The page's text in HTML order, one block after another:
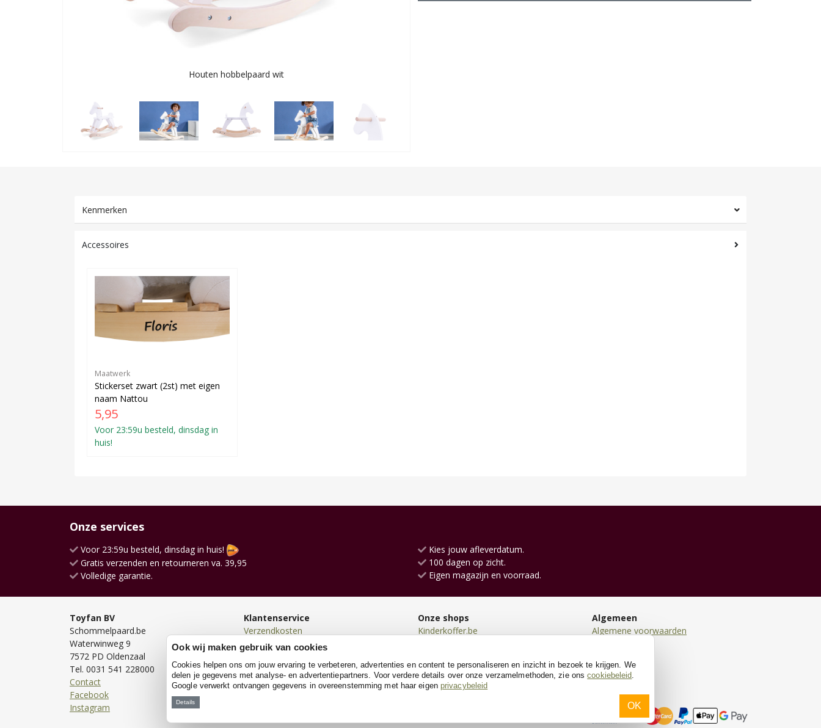
Houten hobbelpaard wit
Kenmerken
Accessoires
Maatwerk
Stickerset zwart (2st) met eigen
naam Nattou
5,95
Voor 23:59u besteld, dinsdag in
huis!
Onze services
Voor 23:59u besteld, dinsdag in huis!
Gratis verzenden en retourneren va. 39,95
Volledige garantie.
Kies jouw afleverdatum.
100 dagen op zicht.
Eigen magazijn en voorraad.
Toyfan BV
Schommelpaard.be
Waterwinweg 9
7572 PD Oldenzaal
Tel. 0031 541 228000
Contact
Facebook
Instagram
Klantenservice
Verzendkosten
Bezorgen
Betalen
Retourneren
Onze shops
Kinderkoffer.be
Loopfiets.be
SpeeltentXL.be
Algemeen
Algemene voorwaarden
Cookies
Ook wij maken gebruik van cookies
Cookies helpen ons om jouw ervaring te verbeteren, advertenties en content te personaliseren en inzicht in bezoek te krijgen. We
delen je gegevens met analyse- en advertentiepartners. Voor verdere details over onze verzamelmethoden, zie onscookiebeleid
Google verwerkt ontvangen gegevens in overeenstemming met haar eigen privacybeleid
Details OK